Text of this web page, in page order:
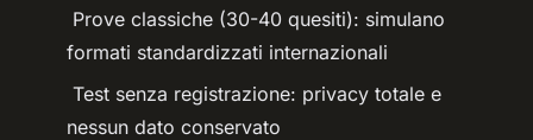
Prove classiche (30-40 quesiti): simulano
formati standardizzati internazionali
Test senza registrazione: privacy totale e
nessun dato conservato